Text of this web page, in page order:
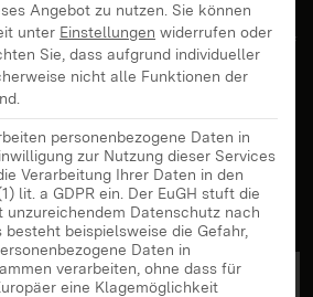
von 12 bis 17 Jahren „in den
jeweils sexuelle Bilder gesehen“
derEU Kids Online-
2019
die mit sexuellen
gekommen sind, absichtlich
Angebot zu nutzen. Sie können
unter Einstellungen widerrufen oder
Sie, dass aufgrund individueller
nicht alle Funktionen der
personenbezogene Daten in
zur Nutzung dieser Services
Verarbeitung Ihrer Daten in den
lit. a GDPR ein. Der EuGH stuft die
unzureichendem Datenschutz nach
besteht beispielsweise die Gefahr,
Daten in
verarbeiten, ohne dass für
eine Klagemöglichkeit